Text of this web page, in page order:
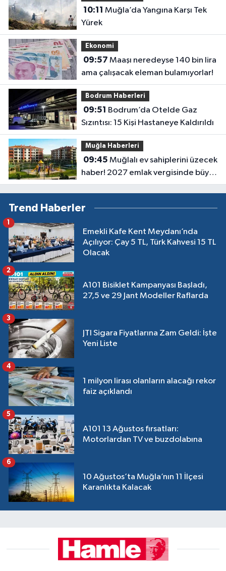
10:11
Yürek
Ekonomi
09:57
ama çalışacak eleman bulamıyorlar!
Bodrum Haberleri
09:51
Sızıntısı: 15 Kişi Hastaneye Kaldırıldı
Muğla Haberleri
09:45
haber! 2027 emlak vergisinde büyük
artış bekleniyor
Trend Haberler
Emekli Kafe Kent Meydanı’nda
Açılıyor: Çay 5 TL, Türk Kahvesi 15 TL
Olacak
1
A101 Bisiklet Kampanyası Başladı,
27,5 ve 29 Jant Modeller Raflarda
2
JTI Sigara Fiyatlarına Zam Geldi: İşte
Yeni Liste
3
1 milyon lirası olanların alacağı rekor
faiz açıklandı
4
A101 13 Ağustos fırsatları:
Motorlardan TV ve buzdolabına
5
10 Ağustos’ta Muğla’nın 11 İlçesi
Karanlıkta Kalacak
6